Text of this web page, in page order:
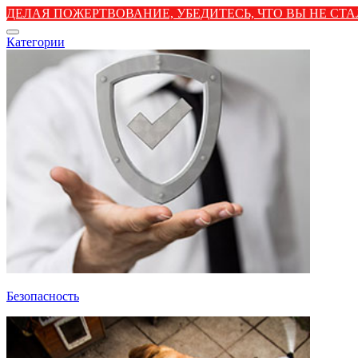
ДЕЛАЯ ПОЖЕРТВОВАНИЕ, УБЕДИТЕСЬ, ЧТО ВЫ НЕ
Категории
Безопасность